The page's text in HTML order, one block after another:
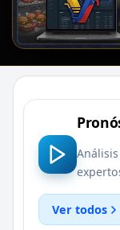
Ver todos